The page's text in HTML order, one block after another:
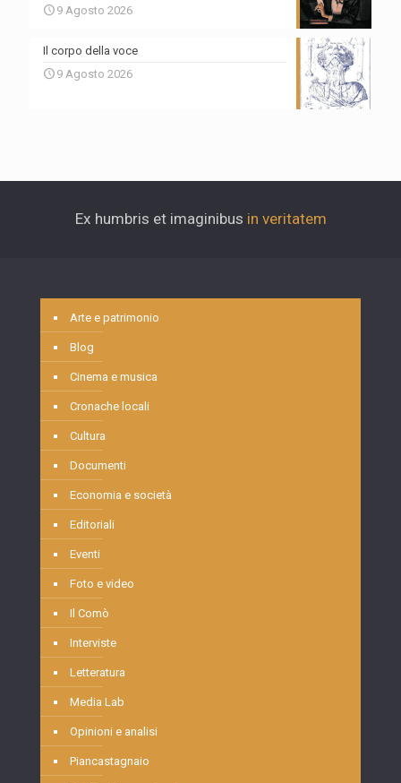
9 Agosto 2026
Il corpo della voce
9 Agosto 2026
Ex humbris et imaginibus in veritatem
Arte e patrimonio
Blog
Cinema e musica
Cronache locali
Cultura
Documenti
Economia e società
Editoriali
Eventi
Foto e video
Il Comò
Interviste
Letteratura
Media Lab
Opinioni e analisi
Piancastagnaio